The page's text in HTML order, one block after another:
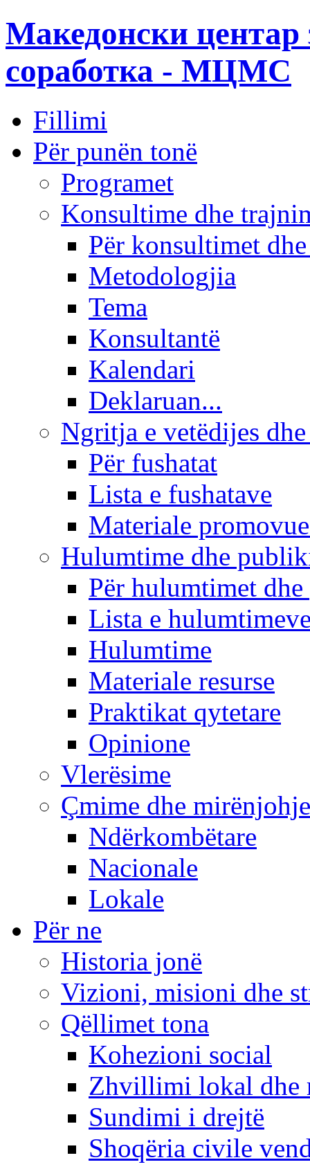
Македонски центар
соработка - МЦМС
Fillimi
Për punën tonë
Programet
Konsultime dhe
Për konsultimet
Metodologjia
Tema
Konsultantë
Kalendari
Deklaruan...
Ngritja e vetëdijes
Për fushatat
Lista e fushatave
Materiale
Hulumtime dhe
Për hulumtimet
Lista e
Hulumtime
Materiale resurse
Praktikat qytetare
Opinione
Vlerësime
Çmime dhe mirënjohje
Ndërkombëtare
Nacionale
Lokale
Për ne
Historia jonë
Vizioni, misioni dhe
Qëllimet tona
Kohezioni social
Zhvillimi lokal dhe
Sundimi i drejtë
Shoqëria civile